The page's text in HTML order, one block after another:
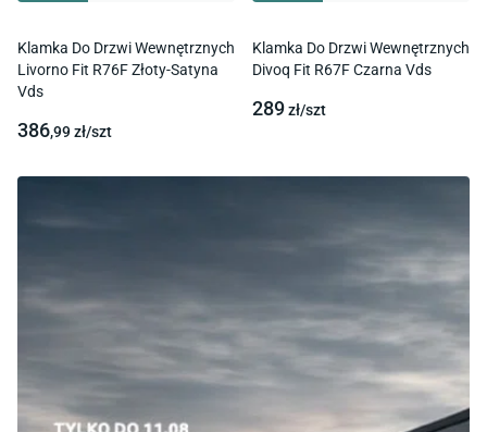
Klamka Do Drzwi Wewnętrznych
Livorno Fit R76F Złoty-Satyna
Vds
386,99zł/szt
Klamka Do Drzwi Wewnętrznych
Divoq Fit R67F Czarna Vds
289zł/szt